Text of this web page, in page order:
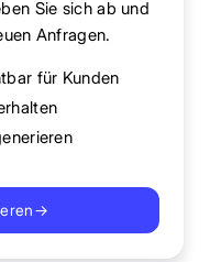
Sie sich ab und
Anfragen.
für Kunden
→